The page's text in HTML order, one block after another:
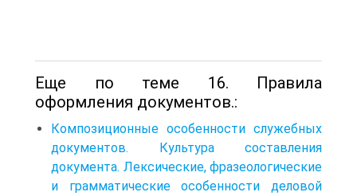
Еще по теме 16. Правила
оформления документов.:
Композиционные особенности служебных
документов. Культура составления
документа. Лексические, фразеологические
и грамматические особенности деловой